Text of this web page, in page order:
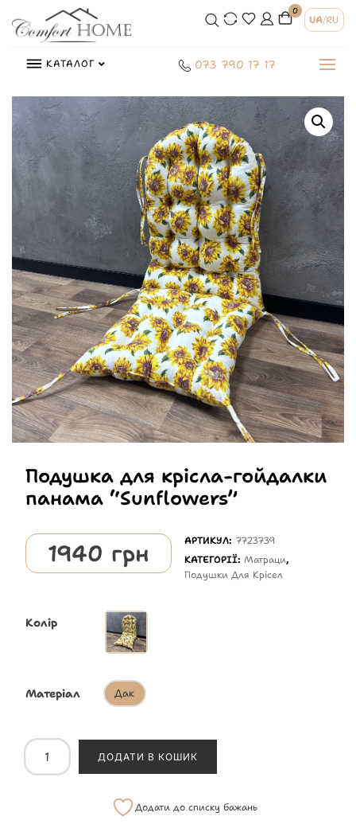
0
UA/RU
КАТАЛОГ 073 790 17 17
Подушка для крісла-гойдалки
панама “Sunflowers”
1940 грн АРТИКУЛ: 7723739
КАТЕГОРІЇ:Матраци,
Подушки Для Крісел
Колір
Матеріал Дак
ДОДАТИ В КОШИК
Додати до списку бажань